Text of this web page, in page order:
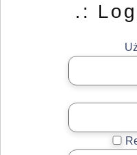
.: